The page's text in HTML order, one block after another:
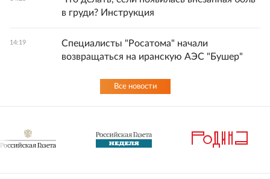
в груди? Инструкция
14:19
Специалисты "Росатома" начали
возвращаться на иранскую АЭС "Бушер"
Все новости